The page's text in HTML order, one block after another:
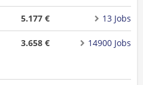
5.177 € 13 Jobs
3.658 € 14900 Jobs